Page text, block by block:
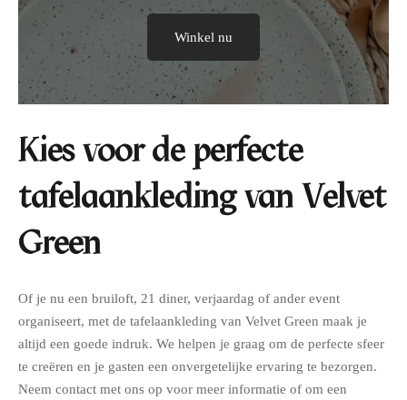
Winkel nu
Kies voor de perfecte
tafelaankleding van Velvet
Green
Of je nu een bruiloft, 21 diner, verjaardag of ander event
organiseert, met de tafelaankleding van Velvet Green maak je
altijd een goede indruk. We helpen je graag om de perfecte sfeer
te creëren en je gasten een onvergetelijke ervaring te bezorgen.
Neem contact met ons op voor meer informatie of om een